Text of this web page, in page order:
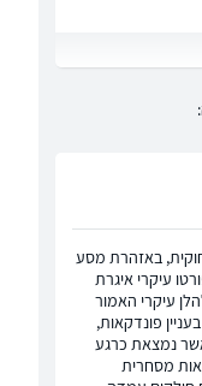
באזהרת מסע
משרד החוץ בעניין ביום 24.12.13 פורטו עיקרי איגרת
עיקרי האמור
פונדקאות,
אשר נמצאת כרגע
מסחרית